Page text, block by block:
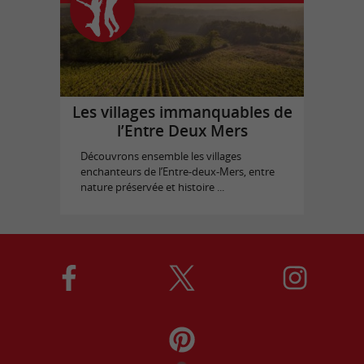
Les villages immanquables de
l’Entre Deux Mers
Découvrons ensemble les villages
enchanteurs de l’Entre-deux-Mers, entre
nature préservée et histoire ...